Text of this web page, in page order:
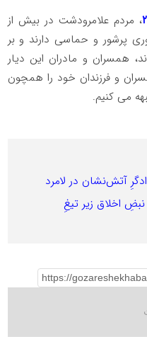
، مردم علامرودشت در بیش از
پرشور و حماسی دارند و بر
همسران و مادران این دیار
و فرزندان خود را همچون
می کنیم.
آتش‌نشان در لامرد
اخلاق زیر تیغِ